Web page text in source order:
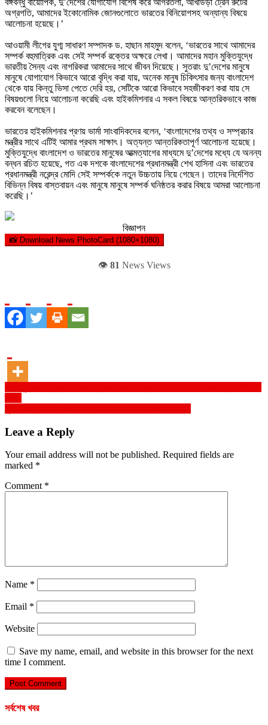
অগ্রগতি, আমাদের ইকোনোমিক জোনগুলোতে ভারতের বিনিয়োগসহ অন্যান্য বিষয়ে
আলোচনা হয়েছে।’
আওয়ামী লীগের যুগ্ম সাধারণ সম্পাদক ড. হাছান মাহমুদ বলেন, ‘ভারতের সাথে আমাদের
সম্পর্ক বহুমাত্রিক এবং সেই সম্পর্ক রক্তের অক্ষরে লেখা। আমাদের মহান মুক্তিযুদ্ধে
ভারতীয় সৈন্য এবং নাগরিকরা আমাদের সাথে জীবন দিয়েছে। সুতরাং দু’দেশের মানুষে
মানুষে যোগাযোগ কিভাবে আরো বৃদ্ধি করা যায়, অনেক মানুষ চিকিৎসার জন্য বাংলাদেশ
থেকে যায় কিন্তু ভিসা পেতে দেরি হয়, সেটিকে আরো কিভাবে সহজীকরণ করা যায় সে
বিষয়গুলো নিয়ে আলোচনা করেছি এবং হাইকমিশনার এ সকল বিষয়ে আন্তরিকভাবে কাজ
করবেন বলেছেন।
ভারতের হাইকমিশনার প্রণয় ভার্মা সাংবাদিকদের বলেন, ‘বাংলাদেশের তথ্য ও সম্প্রচার
মন্ত্রীর সাথে এটিই আমার প্রথম সাক্ষাৎ। অত্যন্ত আন্তরিকতাপূর্ণ আলোচনা হয়েছে।
মুক্তিযুদ্ধে বাংলাদেশ ও ভারতের মানুষের আত্মত্যাগের মাধ্যমে দু’দেশের মধ্যে যে অনন্য
বন্ধন রচিত হয়েছে, গত এক দশকে বাংলাদেশের প্রধানমন্ত্রী শেখ হাসিনা এবং ভারতের
প্রধানমন্ত্রী নরেন্দ্র মোদি সেই সম্পর্ককে নতুন উচ্চতায় নিয়ে গেছেন। তাদের নির্দেশিত
বিভিন্ন বিষয় বাস্তবায়ন এবং মানুষে মানুষে সম্পর্ক ঘনিষ্ঠতর করার বিষয়ে আমরা আলোচনা
করেছি।’
বিজ্ঞাপন
📸 Download News PhotoCard (1080×1080)
👁️ 81 News Views
Post
navigation
Leave a Reply
Your email address will not be published. Required fields are
marked *
Comment *
Name *
Email *
Website
Save my name, email, and website in this browser for the next
time I comment.
সর্বশেষ খবর